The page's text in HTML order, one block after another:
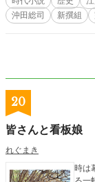
沖田総司
新撰組
20
皆さんと看板娘
れぐまき
時は